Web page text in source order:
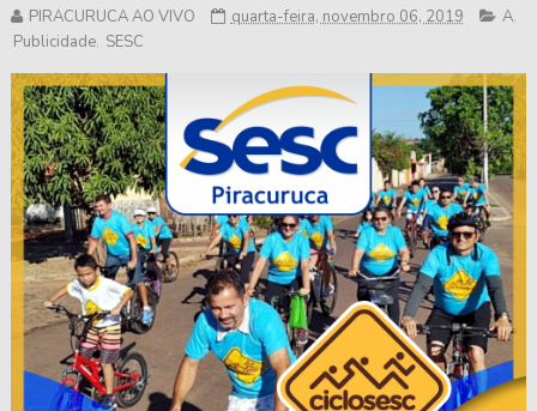
PIRACURUCA AO VIVO quarta-feira, novembro 06, 2019 A,
Publicidade, SESC